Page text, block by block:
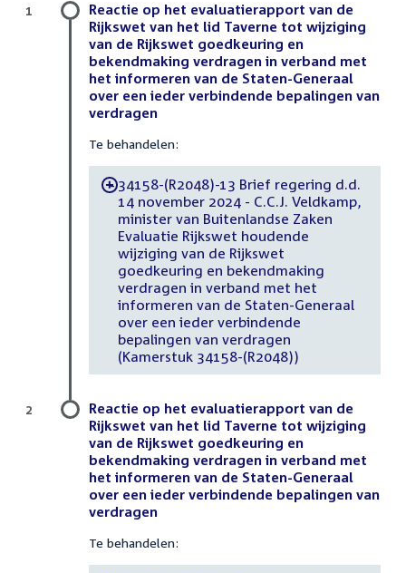
Reactie op het evaluatierapport van de
Rijkswet van het lid Taverne tot wijziging
van de Rijkswet goedkeuring en
bekendmaking verdragen in verband met
het informeren van de Staten-Generaal
over een ieder verbindende bepalingen van
verdragen
Te behandelen:
-34158-(R2048)-13 Brief regering d.d.
14 november 2024 - C.C.J. Veldkamp,
minister van Buitenlandse Zaken
Evaluatie Rijkswet houdende
wijziging van de Rijkswet
goedkeuring en bekendmaking
verdragen in verband met het
informeren van de Staten-Generaal
over een ieder verbindende
bepalingen van verdragen
(Kamerstuk 34158-(R2048))
1
Reactie op het evaluatierapport van de
Rijkswet van het lid Taverne tot wijziging
van de Rijkswet goedkeuring en
bekendmaking verdragen in verband met
het informeren van de Staten-Generaal
over een ieder verbindende bepalingen van
verdragen
Te behandelen:
2